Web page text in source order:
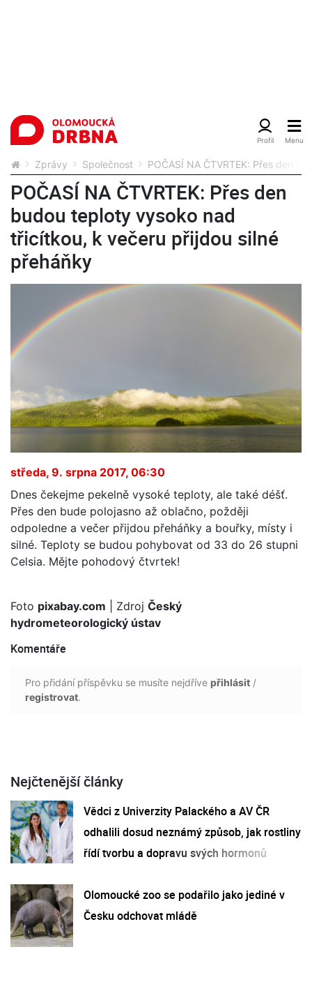
Zprávy Společnost POČASÍ NA ČTVRTEK: Přes den
POČASÍ NA ČTVRTEK: Přes den
budou teploty vysoko nad
třicítkou, k večeru přijdou silné
přeháňky
středa, 9. srpna 2017, 06:30
Dnes čekejme pekelně vysoké teploty, ale také déšť.
Přes den bude polojasno až oblačno, požději
odpoledne a večer přijdou přeháňky a bouřky, místy i
silné. Teploty se budou pohybovat od 33 do 26 stupni
Celsia. Mějte pohodový čtvrtek!
Foto pixabay.com | Zdroj Český
hydrometeorologický ústav
Komentáře
Pro přidání příspěvku se musíte nejdříve přihlásit /
registrovat.
Nejčtenější články
Vědci z Univerzity Palackého a AV ČR
odhalili dosud neznámý způsob, jak rostliny
řídí tvorbu a dopravu svých hormonů
Olomoucké zoo se podařilo jako jediné v
Česku odchovat mládě